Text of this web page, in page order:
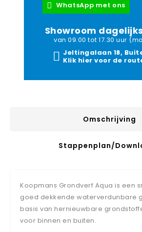
WhatsApp met ons
Showroom
van 09.00 tot 17.30 uur
Jeltingalaan 18,
Klik hier voor de
Omschrijving
Stappenplan/
Koopmans Grondverf Aqua is een
goed dekkende waterverdunbare
basis van hernieuwbare
voor binnen en buiten.